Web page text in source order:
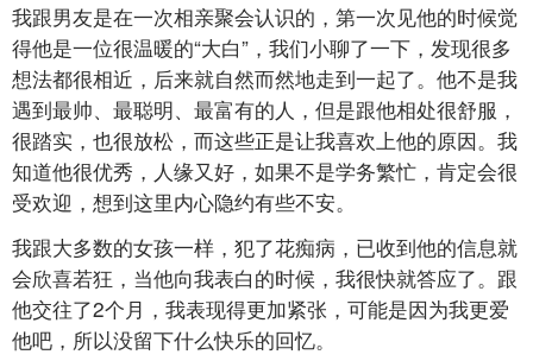
我跟男友是在一次相亲聚会认识的，第一次见他的时候觉
得他是一位很温暖的“大白”，我们小聊了一下，发现很多
想法都很相近，后来就自然而然地走到一起了。他不是我
遇到最帅、最聪明、最富有的人，但是跟他相处很舒服，
很踏实，也很放松，而这些正是让我喜欢上他的原因。我
知道他很优秀，人缘又好，如果不是学务繁忙，肯定会很
受欢迎，想到这里内心隐约有些不安。
我跟大多数的女孩一样，犯了花痴病，已收到他的信息就
会欣喜若狂，当他向我表白的时候，我很快就答应了。跟
他交往了2个月，我表现得更加紧张，可能是因为我更爱
他吧，所以没留下什么快乐的回忆。